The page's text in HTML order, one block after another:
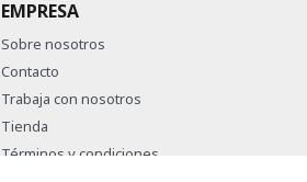
EMPRESA
Sobre nosotros
Contacto
Trabaja con nosotros
Tienda
Términos y condiciones